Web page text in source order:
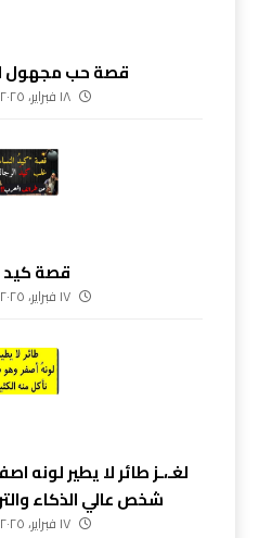
قصة حب مجهول
١٨ فبراير، ٢٠٢٥
قصة كيد
١٧ فبراير، ٢٠٢٥
لغـ،ـز طائر لا يطير لونه
شخص عالي الذكاء والتركيز
١٧ فبراير، ٢٠٢٥